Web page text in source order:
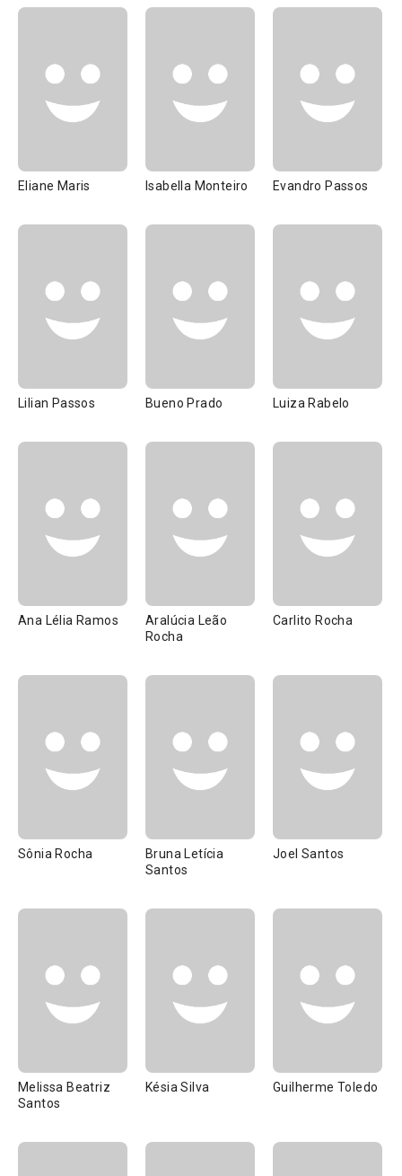
Eliane Maris Isabella Monteiro Evandro Passos
Lilian Passos Bueno Prado Luiza Rabelo
Ana Lélia Ramos
Aralúcia Leão
Rocha
Carlito Rocha
Sônia Rocha
Bruna Letícia
Santos
Joel Santos
Melissa Beatriz
Santos
Késia Silva Guilherme Toledo